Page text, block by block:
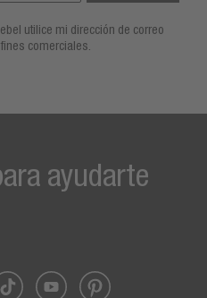
utilice mi dirección de correo
comerciales.
ayudarte